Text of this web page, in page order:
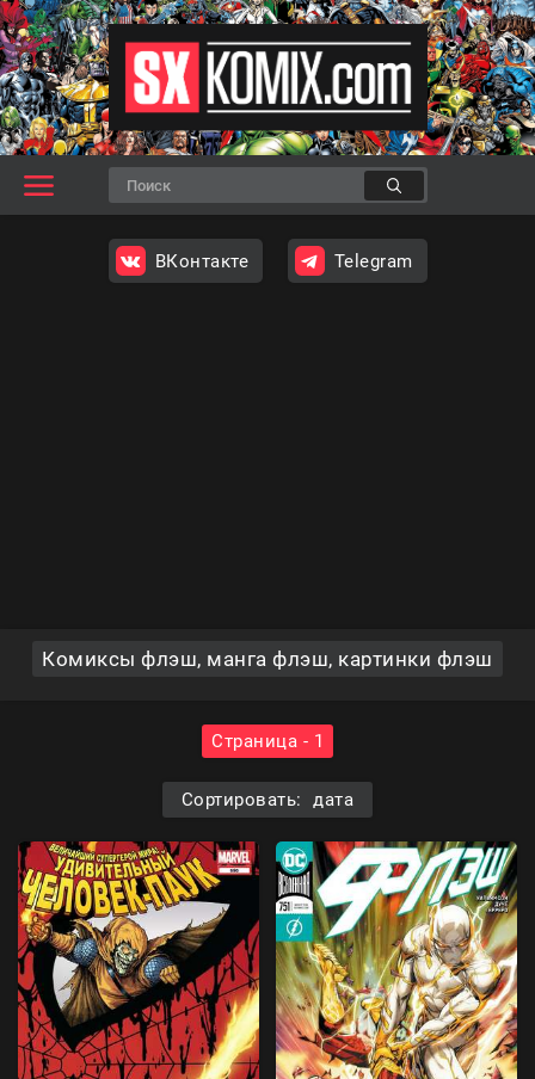
ВКонтакте Telegram
Комиксы флэш, манга флэш, картинки флэш
Страница - 1
Сортировать: дата